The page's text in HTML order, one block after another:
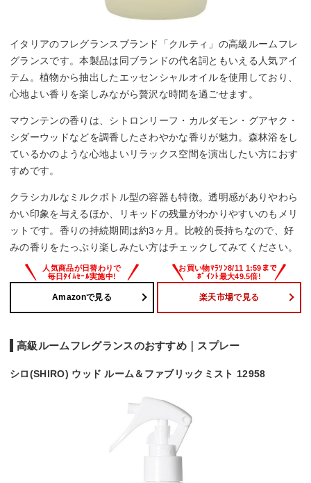
イタリアのフレグランスブランド「クルティ」の高級ルームフレ
グランスです。本製品は同ブランドの代名詞ともいえる人気アイ
テム。植物から抽出したエッセンシャルオイルを使用しており、
心地よい香りを楽しみながら贅沢な時間を過ごせます。
マウンテンの香りは、シトロンリーフ・カルダモン・グアヤク・
シダーウッドなどを調香したさわやかな香りが魅力。森林浴をし
ているかのような心地よいリラックス空間を演出したい方におす
すめです。
クラシカルなミルクボトル型の容器も特徴。透明感がありやわら
かい印象を与えるほか、リキッドの残量がわかりやすいのもメリ
ットです。香りの持続期間は約3ヶ月。比較的長持ちなので、好
みの香りをたっぷり楽しみたい方はチェックしてみてください。
Amazonで見る 楽天市場で見る
高級ルームフレグランスのおすすめ｜スプレー
シロ(SHIRO) ウッド ルーム＆ファブリックミスト 12958